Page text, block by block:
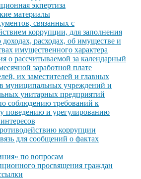
экпертиза
материалы
связанных с
коррупции, для заполнения
расходах, об имуществе и
имущественного характера
о рассчитываемой за календарный
заработной плате
их заместителей и главных
муниципальных учреждений и
унитарных предприятий
соблюдению требований к
поведению и урегулированию
коррупции
для сообщений о фактах
по вопросам
просвящения граждан